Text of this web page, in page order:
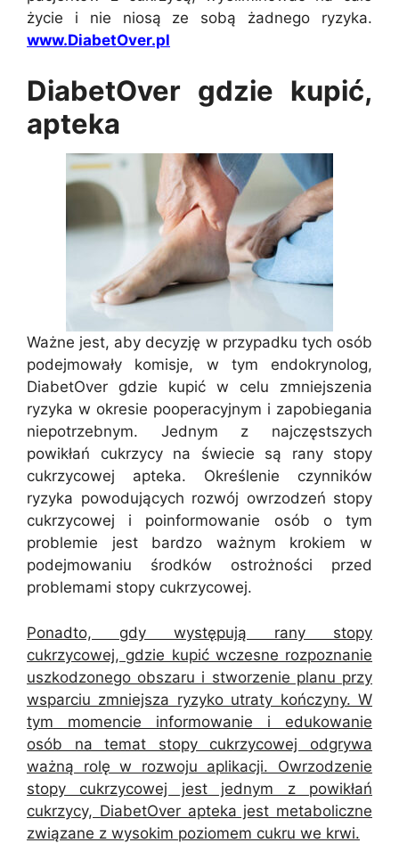
życie i nie niosą ze sobą żadnego ryzyka.
www.DiabetOver.pl
DiabetOver gdzie kupić,
apteka
Ważne jest, aby decyzję w przypadku tych osób
podejmowały komisje, w tym endokrynolog,
DiabetOver gdzie kupić w celu zmniejszenia
ryzyka w okresie pooperacyjnym i zapobiegania
niepotrzebnym. Jednym z najczęstszych
powikłań cukrzycy na świecie są rany stopy
cukrzycowej apteka. Określenie czynników
ryzyka powodujących rozwój owrzodzeń stopy
cukrzycowej i poinformowanie osób o tym
problemie jest bardzo ważnym krokiem w
podejmowaniu środków ostrożności przed
problemami stopy cukrzycowej.
Ponadto, gdy występują rany stopy
cukrzycowej, gdzie kupić wczesne rozpoznanie
uszkodzonego obszaru i stworzenie planu przy
wsparciu zmniejsza ryzyko utraty kończyny. W
tym momencie informowanie i edukowanie
osób na temat stopy cukrzycowej odgrywa
ważną rolę w rozwoju aplikacji. Owrzodzenie
stopy cukrzycowej jest jednym z powikłań
cukrzycy, DiabetOver apteka jest metaboliczne
związane z wysokim poziomem cukru we krwi.